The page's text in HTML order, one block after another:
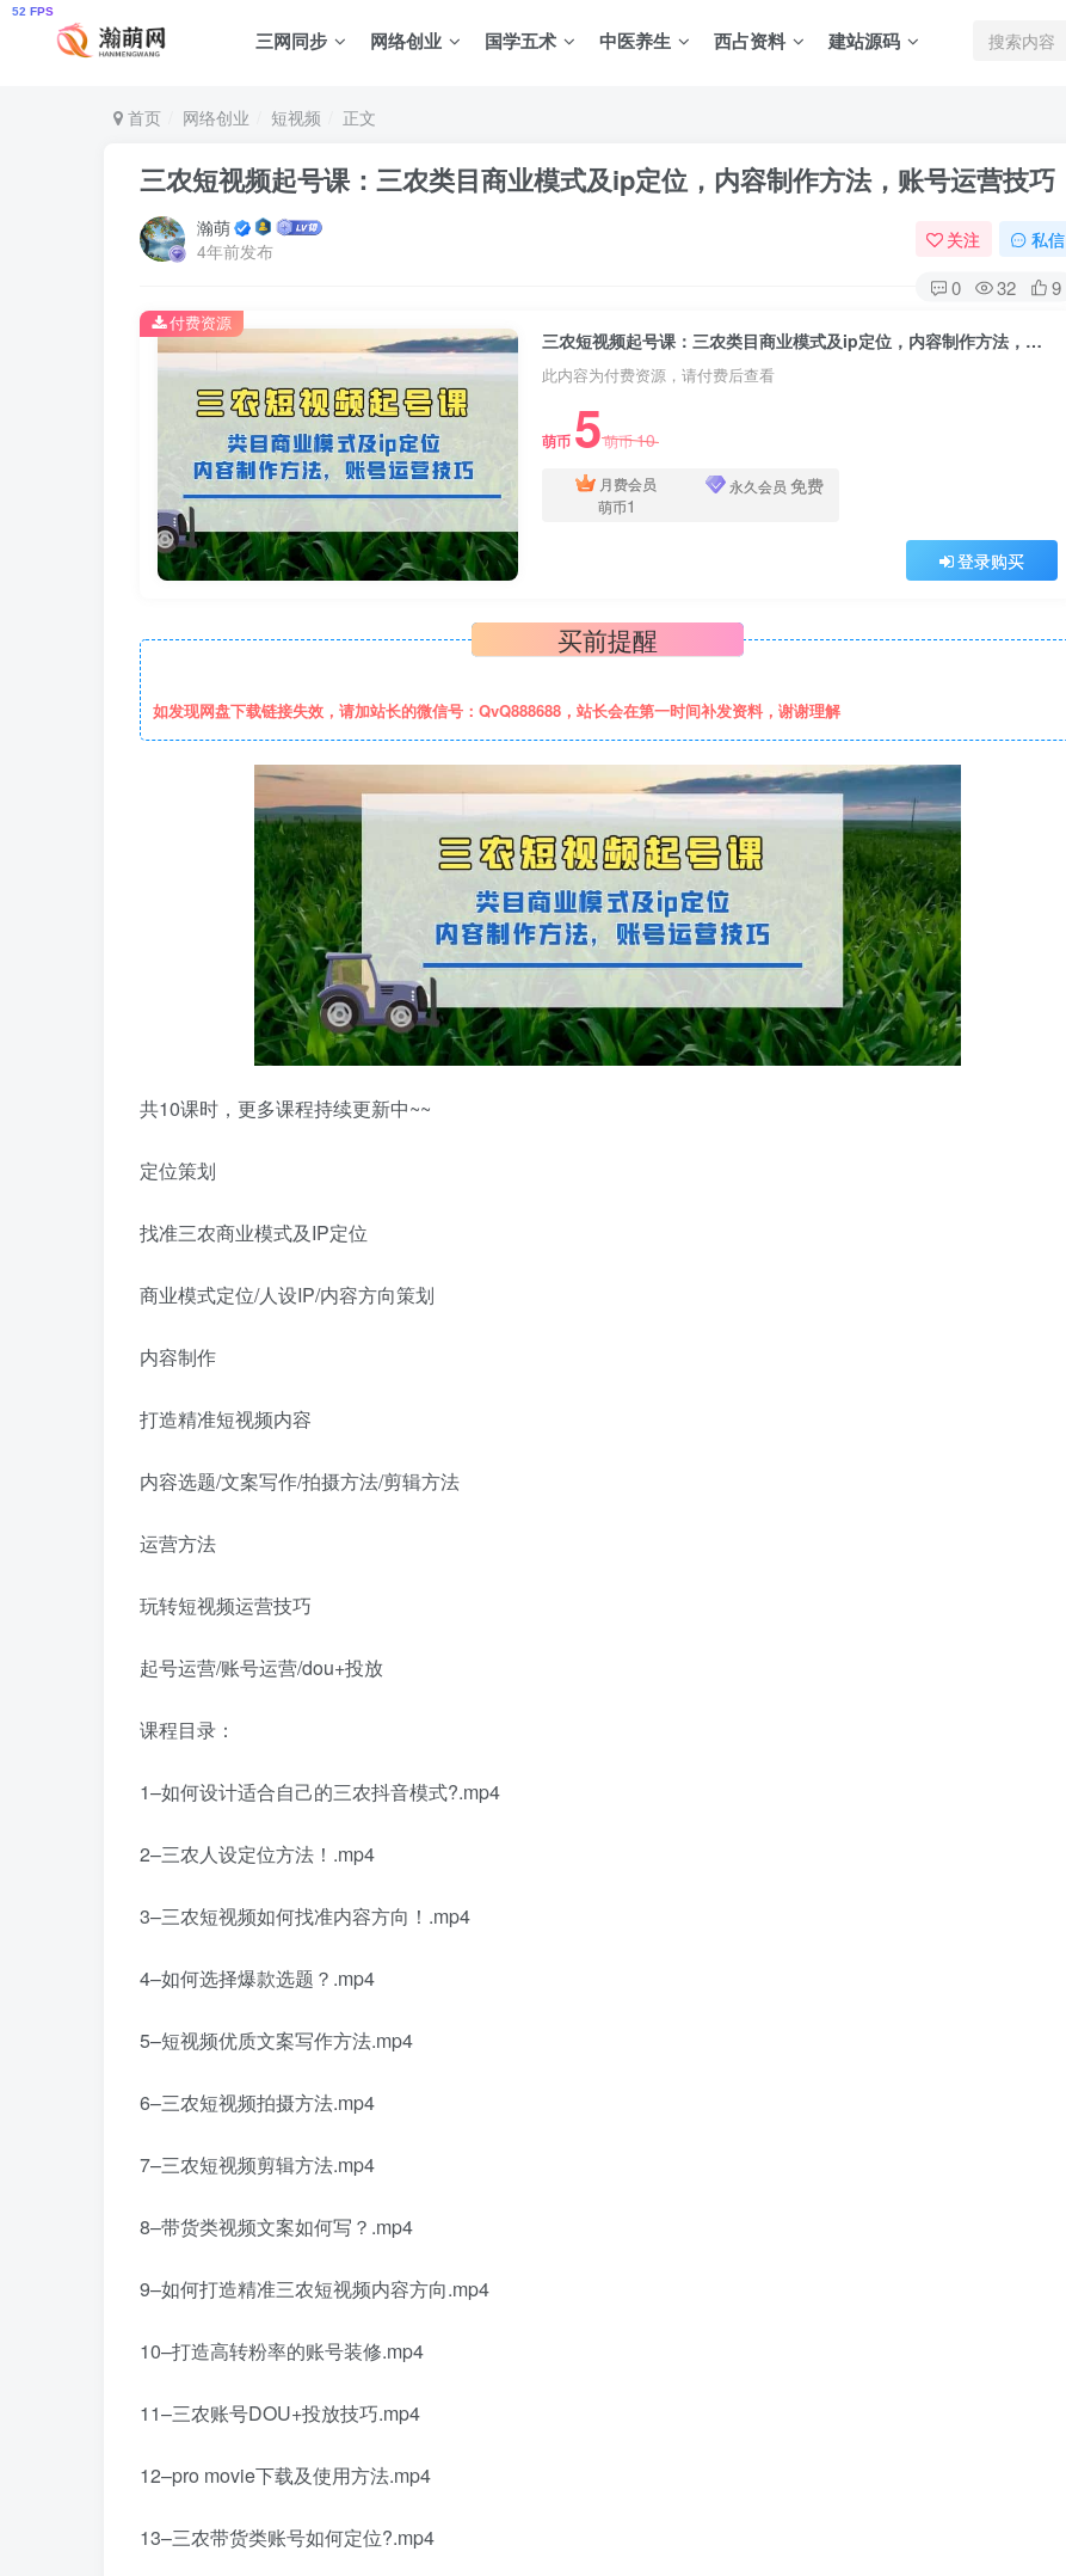
三网同步 网络创业 国学五术 中医养生 西占资料 建站源码
首页 网络创业 短视频 正文
三农短视频起号课：三农类目商业模式及ip定位，内容制作方法，账号运营技巧
瀚萌
4年前发布
关注 私信
0 32 9
三农短视频起号课：三农类目商业模式及ip定位，内容制作方法，账号运营技巧
此内容为付费资源，请付费后查看
萌币 5萌币10
月费会员
萌币1
永久会员 免费
登录购买
付费资源
买前提醒
如发现网盘下载链接失效，请加站长的微信号：QvQ888688，站长会在第一时间补发资料，谢谢理解
共10课时，更多课程持续更新中~~
定位策划
找准三农商业模式及IP定位
商业模式定位/人设IP/内容方向策划
内容制作
打造精准短视频内容
内容选题/文案写作/拍摄方法/剪辑方法
运营方法
玩转短视频运营技巧
起号运营/账号运营/dou+投放
课程目录：
1–如何设计适合自己的三农抖音模式?.mp4
2–三农人设定位方法！.mp4
3–三农短视频如何找准内容方向！.mp4
4–如何选择爆款选题？.mp4
5–短视频优质文案写作方法.mp4
6–三农短视频拍摄方法.mp4
7–三农短视频剪辑方法.mp4
8–带货类视频文案如何写？.mp4
9–如何打造精准三农短视频内容方向.mp4
10–打造高转粉率的账号装修.mp4
11–三农账号DOU+投放技巧.mp4
12–pro movie下载及使用方法.mp4
13–三农带货类账号如何定位?.mp4